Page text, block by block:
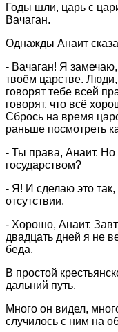
Годы шли, царь с
Вачаган.
Однажды Анаит
- Вачаган! Я
твоём царстве.
говорят тебе всей
говорят, что всё
Сбрось на время
раньше посмотреть
- Ты права, Анаит. Но
государством?
- Я! И сделаю это так,
отсутствии.
- Хорошо, Анаит.
двадцать дней я не
беда.
В простой
дальний путь.
Много он видел,
случилось с ним на